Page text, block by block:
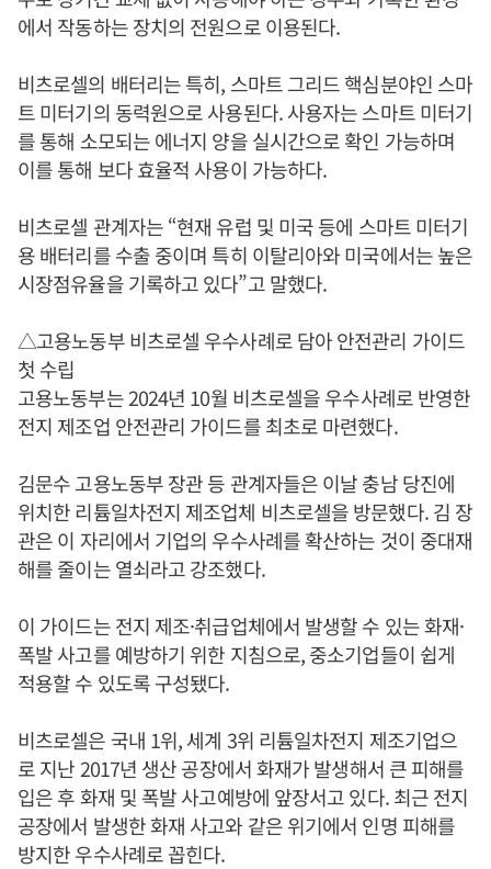
에서 작동하는 장치의 전원으로 이용된다.
비츠로셀의 배터리는 특히, 스마트 그리드 핵심분야인 스마
트 미터기의 동력원으로 사용된다. 사용자는 스마트 미터기
를 통해 소모되는 에너지 양을 실시간으로 확인 가능하며
이를 통해 보다 효율적 사용이 가능하다.
비츠로셀 관계자는 “현재 유럽 및 미국 등에 스마트 미터기
용 배터리를 수출 중이며 특히 이탈리아와 미국에서는 높은
시장점유율을 기록하고 있다”고 말했다.
△고용노동부 비츠로셀 우수사례로 담아 안전관리 가이드
첫 수립
고용노동부는 2024년 10월 비츠로셀을 우수사례로 반영한
전지 제조업 안전관리 가이드를 최초로 마련했다.
김문수 고용노동부 장관 등 관계자들은 이날 충남 당진에
위치한 리튬일차전지 제조업체 비츠로셀을 방문했다. 김 장
관은 이 자리에서 기업의 우수사례를 확산하는 것이 중대재
해를 줄이는 열쇠라고 강조했다.
이 가이드는 전지 제조·취급업체에서 발생할 수 있는 화재·
폭발 사고를 예방하기 위한 지침으로, 중소기업들이 쉽게
적용할 수 있도록 구성됐다.
비츠로셀은 국내 1위, 세계 3위 리튬일차전지 제조기업으
로 지난 2017년 생산 공장에서 화재가 발생해서 큰 피해를
입은 후 화재 및 폭발 사고예방에 앞장서고 있다. 최근 전지
공장에서 발생한 화재 사고와 같은 위기에서 인명 피해를
방지한 우수사례로 꼽힌다.